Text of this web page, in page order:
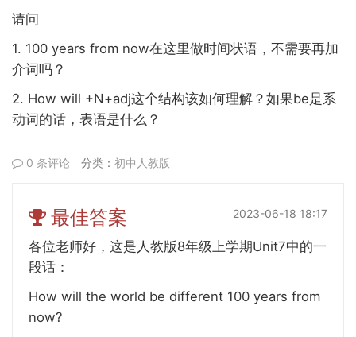
请问
1. 100 years from now在这里做时间状语，不需要再加
介词吗？
2. How will +N+adj这个结构该如何理解？如果be是系
动词的话，表语是什么？
0 条评论 分类： 初中人教版
最佳答案 2023-06-18 18:17
各位老师好，这是人教版8年级上学期Unit7中的一
段话：
How will the world be different 100 years from
now?